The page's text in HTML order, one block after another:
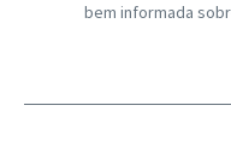
bem informada